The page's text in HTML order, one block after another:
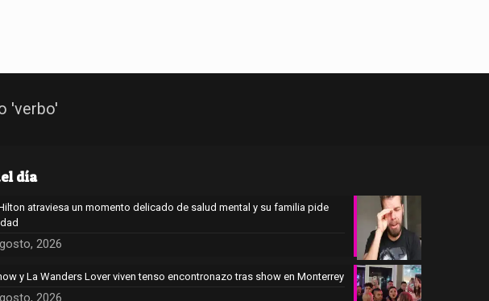
'verbo'
día
atraviesa un momento delicado de salud mental y su familia pide
2026
y La Wanders Lover viven tenso encontronazo tras show en Monterrey
2026